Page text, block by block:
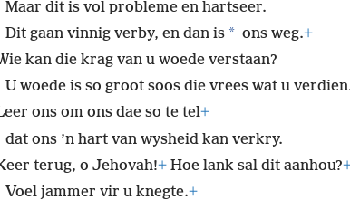
Maar dit is vol probleme en hartseer.
Dit gaan vinnig verby, en dan is * ons weg.+
kan die krag van u woede verstaan?
U woede is so groot soos die vrees wat u
ons om ons dae so te tel+
dat ons ’n hart van wysheid kan verkry.
terug, o Jehovah!+ Hoe lank sal dit aanhou?
Voel jammer vir u knegte.+